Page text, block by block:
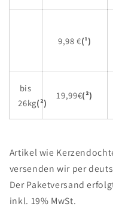
9,98 €(¹)
bis
26kg(²)
19,99€(²)
Artikel wie
versenden wir per
Der Paketversand
inkl. 19% MwSt.